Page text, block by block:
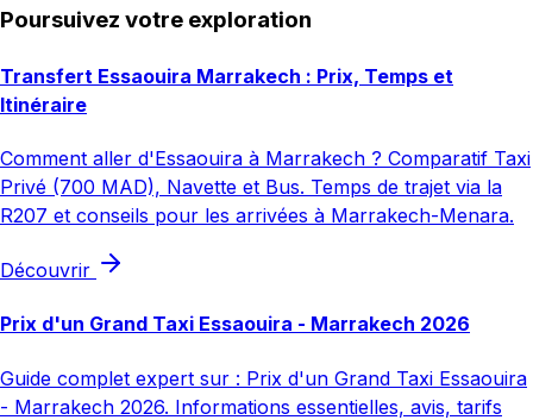
Poursuivez votre exploration
Transfert Essaouira Marrakech : Prix, Temps et
Itinéraire
Comment aller d'Essaouira à Marrakech ? Comparatif Taxi
Privé (700 MAD), Navette et Bus. Temps de trajet via la
R207 et conseils pour les arrivées à Marrakech-Menara.
Découvrir
Prix d'un Grand Taxi Essaouira - Marrakech 2026
Guide complet expert sur : Prix d'un Grand Taxi Essaouira
- Marrakech 2026. Informations essentielles, avis, tarifs